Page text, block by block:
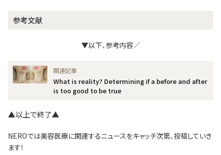
参考文献
▼以下、参考内容／
What is reality? Determining if a before and after
is too good to be true
▲以上で終了▲
NEROでは美容医療に関連するニュースをキャッチ次第、投稿していき
ます！